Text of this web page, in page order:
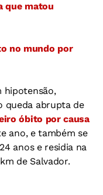
que matou
no mundo por
hipotensão,
queda abrupta de
óbito por causa
ano, e também se
anos e residia na
de Salvador.